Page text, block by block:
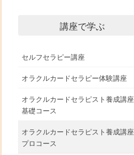
講座で学ぶ
セルフセラピー講座
オラクルカードセラピー体験講座
オラクルカードセラピスト養成講座
基礎コース
オラクルカードセラピスト養成講座
プロコース